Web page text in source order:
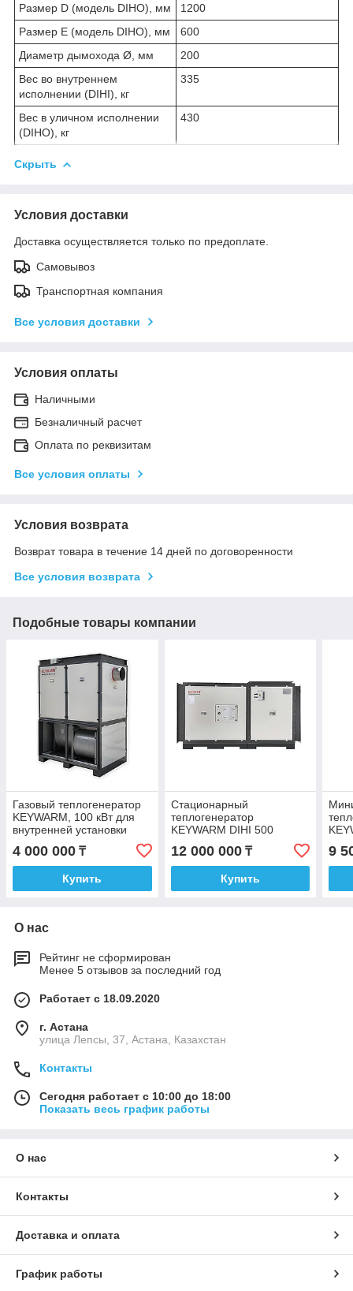
Размер D (модель DIHO), мм
1200
Размер E (модель DIHO), мм
600
Диаметр дымохода Ø, мм
200
Вес во внутреннем
исполнении (DIHI), кг
335
Вес в уличном исполнении
(DIHO), кг
430
Скрыть
Условия доставки
Доставка осуществляется только по предоплате.
Самовывоз
Транспортная компания
Все условия доставки
Условия оплаты
Наличными
Безналичный расчет
Оплата по реквизитам
Все условия оплаты
Условия возврата
Возврат товара в течение 14 дней по договоренности
Все условия возврата
Подобные товары компании
Газовый теплогенератор
KEYWARM, 100 кВт для
внутренней установки
4 000 000 ₸
Купить
Стационарный
теплогенератор
KEYWARM DIHI 500
12 000 000₸
Купить
9
О нас
Рейтинг не сформирован
Менее 5 отзывов за последний год
Работает с 18.09.2020
г. Астана
улица Лепсы, 37, Астана, Казахстан
Контакты
Сегодня работает с 10:00 до 18:00
Показать весь график работы
О нас
Контакты
Доставка и оплата
График работы